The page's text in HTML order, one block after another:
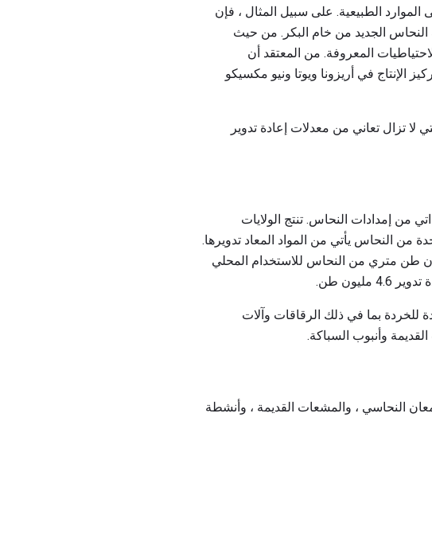
الطبيعية. على سبيل المثال ، فإن
بنسبة 85 إلى 90 في المائة عن معالجة النحاس الجديد من خام البكر. من حيث
على الرغم من استهلاك 12 بالمائة فقط من الاحتياطيات المعروفة. من المعتقد أن
تبلغ 1.6 مليار طن متري ، مع تركيز الإنتاج في أريزونا ويوتا ونيو مكسيكو
لا تزال تعاني من معدلات إعادة تدوير
من إمدادات النحاس. تنتج الولايات
من النحاس يأتي من المواد المعاد تدويرها.
، عمدت شركات إعادة التدوير في الولايات المتحدة إلى معالجة 1.8 مليون طن متري من النحاس للاستخدام المحلي
طن.
للخردة بما في ذلك الرقاقات وآلات
وأنبوب السباكة.
النحاسي ، والمشعات القديمة ، وأنشطة